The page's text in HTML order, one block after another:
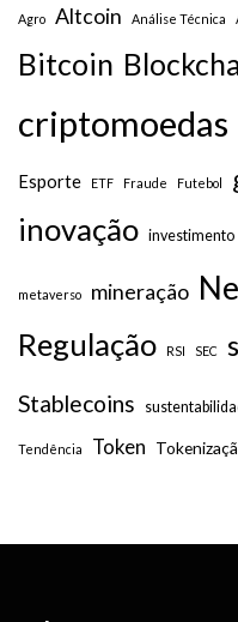
Agro Altcoin Análise Técnica
Bitcoin
criptomoedas
Esporte ETF Fraude Futebol
inovação investimento
metaverso mineração
Regulação RSI SEC
Stablecoins
Tendência Token